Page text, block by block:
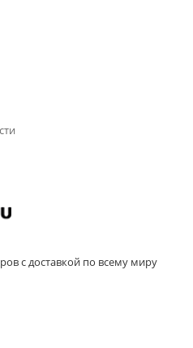
с доставкой по всему миру